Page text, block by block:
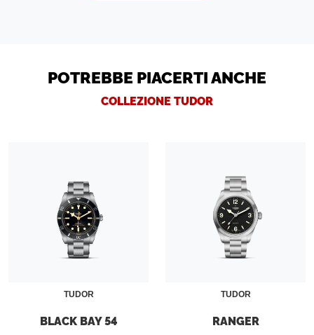
POTREBBE PIACERTI ANCHE
COLLEZIONE TUDOR
TUDOR
BLACK BAY 54
TUDOR
RANGER